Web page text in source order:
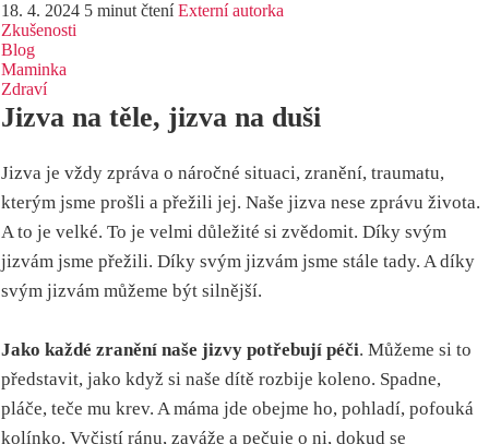
18. 4. 2024 5 minut čtení Externí autorka
Zkušenosti
Blog
Maminka
Zdraví
Jizva na těle, jizva na duši
Jizva je vždy zpráva o náročné situaci, zranění, traumatu,
kterým jsme prošli a přežili jej. Naše jizva nese zprávu života.
A to je velké. To je velmi důležité si zvědomit. Díky svým
jizvám jsme přežili. Díky svým jizvám jsme stále tady. A díky
svým jizvám můžeme být silnější.
Jako každé zranění naše jizvy potřebují péči. Můžeme si to
představit, jako když si naše dítě rozbije koleno. Spadne,
pláče, teče mu krev. A máma jde obejme ho, pohladí, pofouká
kolínko. Vyčistí ránu, zaváže a pečuje o ni, dokud se